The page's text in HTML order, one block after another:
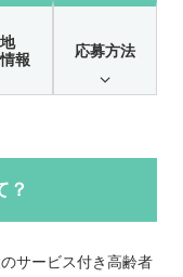
報
応募方法
？
サービス付き高齢者